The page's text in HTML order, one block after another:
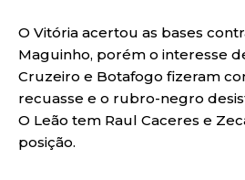
O Vitória acertou as bases
Maguinho, porém o interesse
Cruzeiro e Botafogo fizeram
recuasse e o rubro-negro
O Leão tem Raul Caceres e
posição.